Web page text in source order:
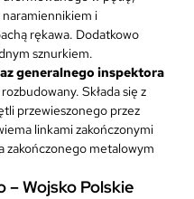
i
rękawa. Dodatkowo
sznurkiem.
generalnego inspektora
Składa się z
przewieszonego przez
linkami zakończonymi
zakończonego metalowym
– Wojsko Polskie